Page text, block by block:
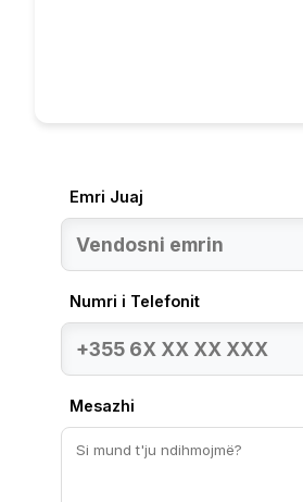
Emri Juaj
Numri i Telefonit
Mesazhi